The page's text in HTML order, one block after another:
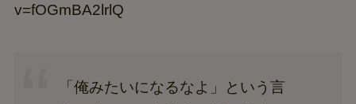
v=fOGmBA2lrlQ
「俺みたいになるなよ」という言